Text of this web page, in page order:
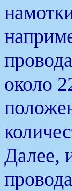
около
Далее,